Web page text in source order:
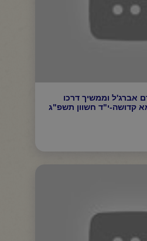
אברג'ל וממשיך דרכו
קדושה-י"ד חשוון תשפ"ג